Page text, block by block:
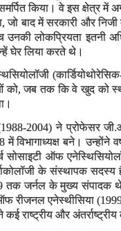
किया। वे इस क्षेत्र
जो बाद में सरकारी और निजी
उनकी लोकप्रियता इतनी
घेर लिया करते थे।
जब तक कि वे खुद को
2004) ने प्रोफेसर
में विभागाध्यक्ष बने।
सोसाइटी ऑफ
के संस्थापक सदस्य
तक जर्नल के मुख्य संपादक
रीजनल एनेस्थीसिया
राष्ट्रीय और